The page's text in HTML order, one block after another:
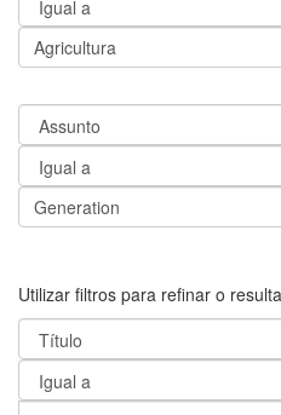
Utilizar filtros para refinar o